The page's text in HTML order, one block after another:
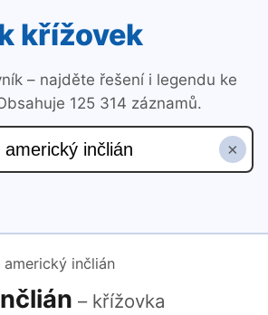
křížovek
– najděte řešení i legendu ke
125 314 záznamů.
×
americký inčlián
– křížovka